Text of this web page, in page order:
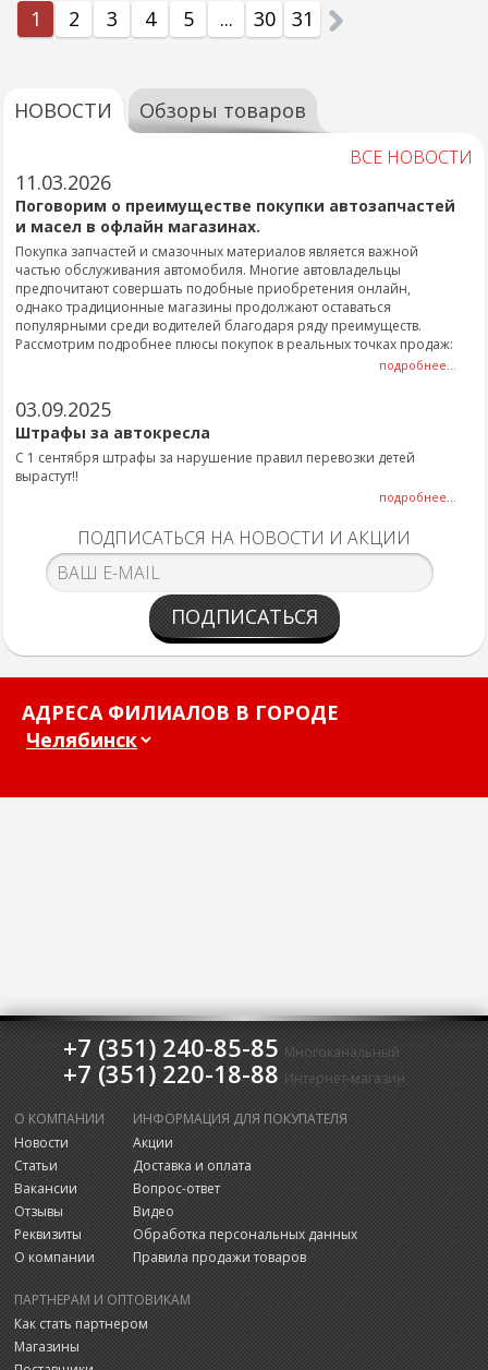
1 2 3 4 5 ... 30 31
НОВОСТИ Обзоры товаров
ВСЕ НОВОСТИ
11.03.2026
Поговорим о преимуществе покупки автозапчастей
и масел в офлайн магазинах.
Покупка запчастей и смазочных материалов является важной
частью обслуживания автомобиля. Многие автовладельцы
предпочитают совершать подобные приобретения онлайн,
однако традиционные магазины продолжают оставаться
популярными среди водителей благодаря ряду преимуществ.
Рассмотрим подробнее плюсы покупок в реальных точках продаж:
подробнее...
03.09.2025
Штрафы за автокресла
С 1 сентября штрафы за нарушение правил перевозки детей
вырастут!!
подробнее...
ПОДПИСАТЬСЯ НА НОВОСТИ И АКЦИИ
ПОДПИСАТЬСЯ
АДРЕСА ФИЛИАЛОВ В ГОРОДЕ
+7 (351) 240-85-85 Многоканальный
+7 (351) 220-18-88 Интернет-магазин
О КОМПАНИИ
Новости
Статьи
Вакансии
Отзывы
Реквизиты
О компании
ИНФОРМАЦИЯ ДЛЯ ПОКУПАТЕЛЯ
Акции
Доставка и оплата
Вопрос-ответ
Видео
Обработка персональных данных
Правила продажи товаров
ПАРТНЕРАМ И ОПТОВИКАМ
Как стать партнером
Магазины